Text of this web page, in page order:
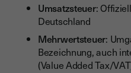
Umsatzsteuer:
Deutschland
Mehrwertsteuer:
Bezeichnung, auch
(Value Added Tax/